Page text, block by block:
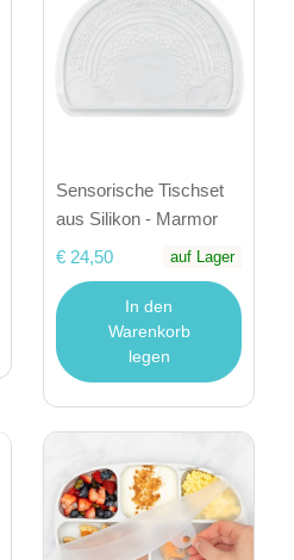
Sensorische Tischset
aus Silikon - Marmor
€ 24,50
auf Lager
In den
Warenkorb
legen